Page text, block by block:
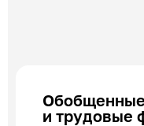
и трудовые